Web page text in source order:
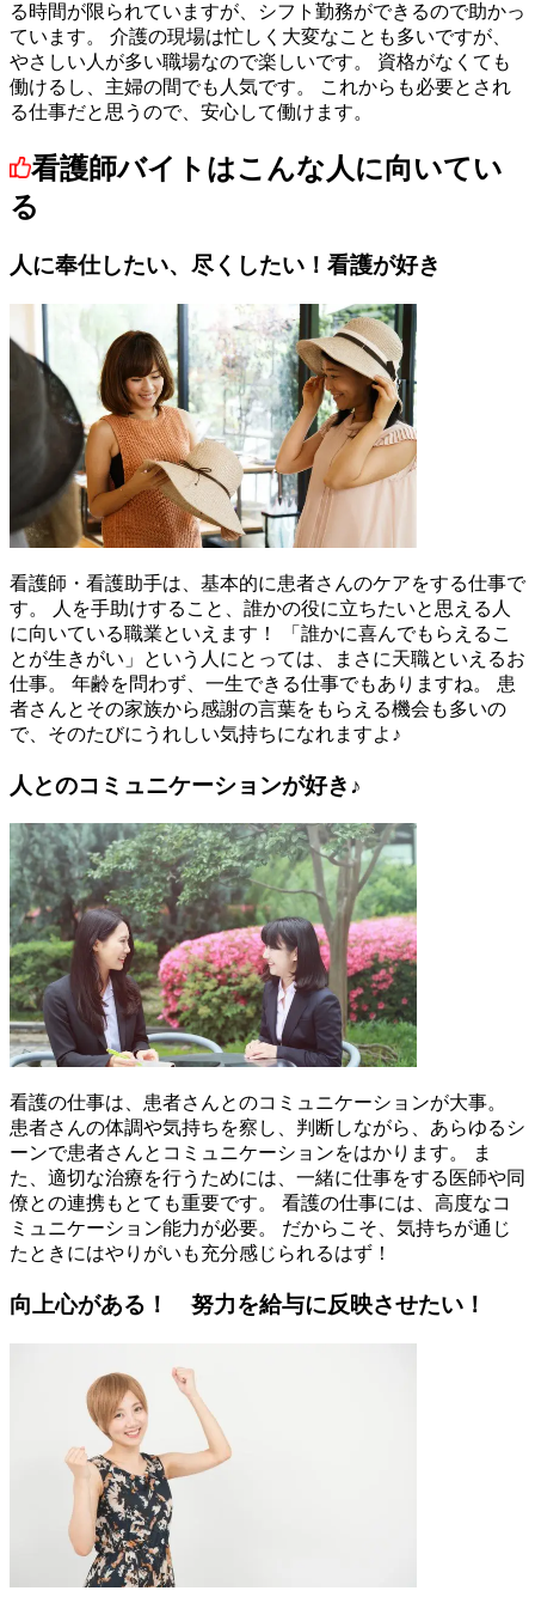
る時間が限られていますが、シフト勤務ができるので助かっ
ています。 介護の現場は忙しく大変なことも多いですが、
やさしい人が多い職場なので楽しいです。 資格がなくても
働けるし、主婦の間でも人気です。 これからも必要とされ
る仕事だと思うので、安心して働けます。
看護師バイトはこんな人に向いてい
る
人に奉仕したい、尽くしたい！看護が好き
看護師・看護助手は、基本的に患者さんのケアをする仕事で
す。 人を手助けすること、誰かの役に立ちたいと思える人
に向いている職業といえます！ 「誰かに喜んでもらえるこ
とが生きがい」という人にとっては、まさに天職といえるお
仕事。 年齢を問わず、一生できる仕事でもありますね。 患
者さんとその家族から感謝の言葉をもらえる機会も多いの
で、そのたびにうれしい気持ちになれますよ♪
人とのコミュニケーションが好き♪
看護の仕事は、患者さんとのコミュニケーションが大事。
患者さんの体調や気持ちを察し、判断しながら、あらゆるシ
ーンで患者さんとコミュニケーションをはかります。 ま
た、適切な治療を行うためには、一緒に仕事をする医師や同
僚との連携もとても重要です。 看護の仕事には、高度なコ
ミュニケーション能力が必要。 だからこそ、気持ちが通じ
たときにはやりがいも充分感じられるはず！
向上心がある！ 努力を給与に反映させたい！